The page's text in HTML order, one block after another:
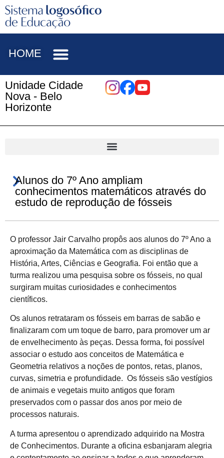
HOME
Unidade Cidade
Nova - Belo
Horizonte
Alunos do 7º Ano ampliam
conhecimentos matemáticos através do
estudo de reprodução de fósseis
O professor Jair Carvalho propôs aos alunos do 7º Ano a
aproximação da Matemática com as disciplinas de
História, Artes, Ciências e Geografia. Foi então que a
turma realizou uma pesquisa sobre os fósseis, no qual
surgiram muitas curiosidades e conhecimentos
científicos.
Os alunos retrataram os fósseis em barras de sabão e
finalizaram com um toque de barro, para promover um ar
de envelhecimento às peças. Dessa forma, foi possível
associar o estudo aos conceitos de Matemática e
Geometria relativos a noções de pontos, retas, planos,
curvas, simetria e profundidade. Os fósseis são vestígios
de animais e vegetais muito antigos que foram
preservados com o passar dos anos por meio de
processos naturais.
A turma apresentou o aprendizado adquirido na Mostra
de Conhecimentos. Durante a oficina esbanjaram alegria